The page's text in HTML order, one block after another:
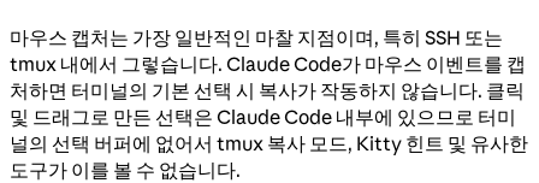
마우스 캡처는 가장 일반적인 마찰 지점이며, 특히 SSH 또는
tmux 내에서 그렇습니다. Claude Code가 마우스 이벤트를 캡
처하면 터미널의 기본 선택 시 복사가 작동하지 않습니다. 클릭
및 드래그로 만든 선택은 Claude Code 내부에 있으므로 터미
널의 선택 버퍼에 없어서 tmux 복사 모드, Kitty 힌트 및 유사한
도구가 이를 볼 수 없습니다.